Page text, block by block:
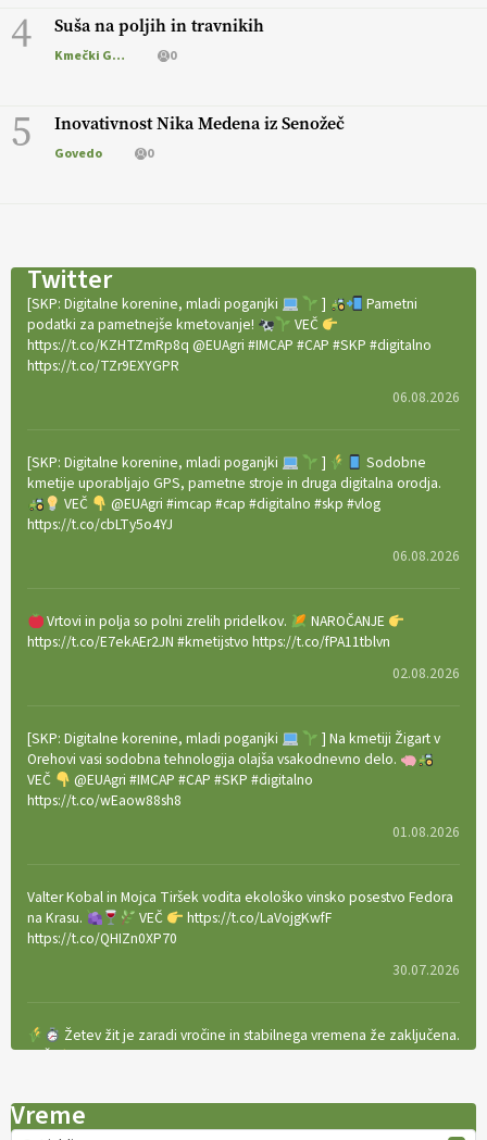
4 Suša na poljih in travnikih
Kmečki Glas 0
5 Inovativnost Nika Medena iz Senožeč
Govedo 0
Twitter
[SKP: Digitalne korenine, mladi poganjki ]
Pametni
podatki za pametnejše kmetovanje!
VEČ
https://t.co/KZHTZmRp8q @EUAgri #IMCAP #CAP #SKP #digitalno
https://t.co/TZr9EXYGPR
06.08.2026
[SKP: Digitalne korenine, mladi poganjki ]
Sodobne
kmetije uporabljajo GPS, pametne stroje in druga digitalna orodja.
VEČ
@EUAgri #imcap #cap #digitalno #skp #vlog
https://t.co/cbLTy5o4YJ
06.08.2026
Vrtovi in polja so polni zrelih pridelkov.
NAROČANJE
https://t.co/E7ekAEr2JN #kmetijstvo https://t.co/fPA11tblvn
02.08.2026
[SKP: Digitalne korenine, mladi poganjki
] Na kmetiji Žigart v
Orehovi vasi sodobna tehnologija olajša vsakodnevno delo.
VEČ
@EUAgri #IMCAP #CAP #SKP #digitalno
https://t.co/wEaow88sh8
01.08.2026
Valter Kobal in Mojca Tiršek vodita ekološko vinsko posestvo Fedora
na Krasu.
VEČ
https://t.co/LaVojgKwfF
https://t.co/QHIZn0XP70
30.07.2026
Žetev žit je zaradi vročine in stabilnega vremena že zaključena.
VEČ
https://t.co/bBWaIz6Hhh https://t.co/TtKoOF5ENS
Vreme